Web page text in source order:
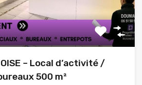
OISE – Local d’activité /
500 m²